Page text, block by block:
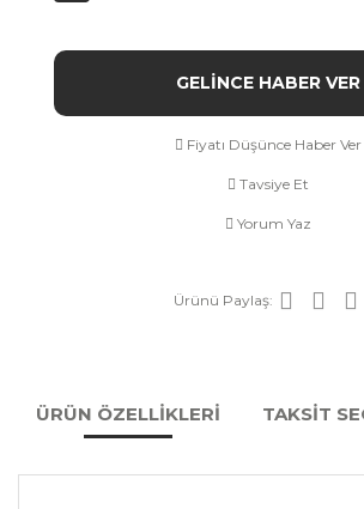
GELİNCE HABER VER
Fiyatı Düşünce Haber Ver
Tavsiye Et
Yorum Yaz
Ürünü Paylaş:
ÜRÜN ÖZELLİKLERİ TAKSİT